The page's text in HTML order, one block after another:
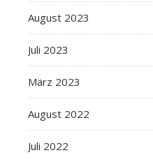
August 2023
Juli 2023
März 2023
August 2022
Juli 2022